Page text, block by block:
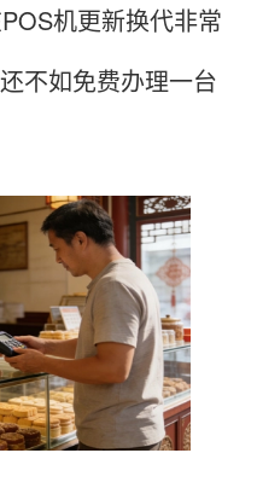
机更新换代非常
不如免费办理一台